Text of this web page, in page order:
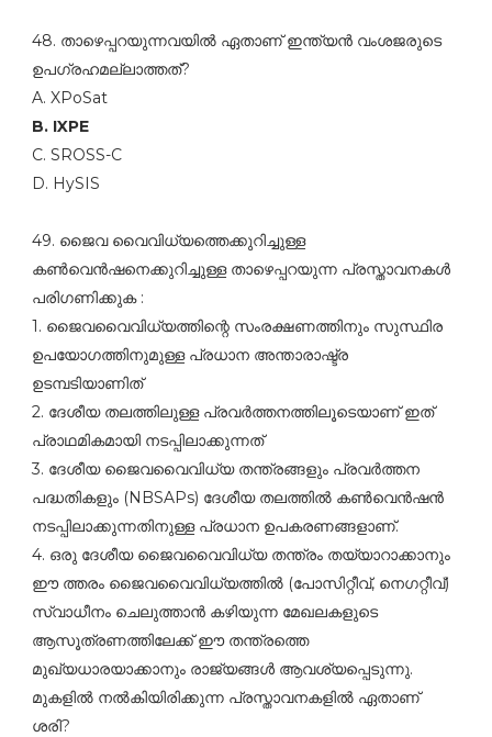
48. താഴെപ്പറയുന്നവയില്‍ ഏതാണ്‌ ഇന്ത്യന്‍ വംശജരുടെ
ഉപഗ്രഹമല്ലാത്തത്‌?
A. XPoSat
B. IXPE
C. SROSS-C
D. HySIS
49. ജൈവ വൈവിധ്യത്തെക്കുറിച്ചുള്ള
കണ്‍വെന്‍ഷനെക്കുറിച്ചുള്ള താഴെപ്പറയുന്ന പ്രസ്താവനകള്‍
പരിഗണിക്കുക :
1. ജൈവവൈവിധ്യത്തിന്റെ സംരക്ഷണത്തിനും സുസ്ഥിര
ഉപയോഗത്തിനുമുള്ള പ്രധാന അന്താരാഷ്ട്ര
ഉടമ്പടിയാണിത്‌
2. ദേശീയ തലത്തിലുള്ള പ്രവര്‍ത്തനത്തിലൂടെയാണ്‌ ഇത്‌
പ്രാഥമികമായി നടപ്പിലാക്കുന്നത്‌
3. ദേശീയ ജൈവവൈവിധ്യ തന്ത്രങ്ങളും പ്രവര്‍ത്തന
പദ്ധതികളും (NBSAPs) ദേശീയ തലത്തില്‍ കണ്‍വെന്‍ഷന്‍
നടപ്പിലാക്കുന്നതിനുള്ള പ്രധാന ഉപകരണങ്ങളാണ്‌.
4. ഒരു ദേശീയ ജൈവവൈവിധ്യ തന്ത്രം തയ്യാറാക്കാനും
ഈ ത്തരം ജൈവവൈവിധ്യത്തില്‍ (പോസിറ്റീവ്‌, നെഗറ്റീവ്‌)
സ്വാധീനം ചെലുത്താന്‍ കഴിയുന്ന മേഖലകളുടെ
ആസൂത്രണത്തിലേക്ക്‌ ഈ തന്ത്രത്തെ
മുഖ്യധാരയാക്കാനും രാജ്യങ്ങള്‍ ആവശ്യപ്പെടുന്നു.
മുകളില്‍ നല്‍കിയിരിക്കുന്ന പ്രസ്താവനകളില്‍ ഏതാണ്‌
ശരി?